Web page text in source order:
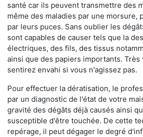
santé car ils peuvent transmettre des
même des maladies par une morsure,
par leurs puces. Sans oublier les
sont capables de causer tels que la
électriques, des fils, des tissus
ainsi que des papiers importants. Très
sentirez envahi si vous n'agissez pas.
Pour effectuer la dératisation, le
par un diagnostic de l'état de votre
gravité des dégâts déjà causés ainsi
susceptible d'être touchée. De cette
repérage, il peut dégager le degré